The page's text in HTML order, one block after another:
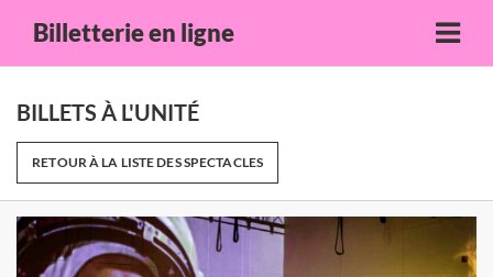
Billetterie en ligne
BILLETS À L'UNITÉ
RETOUR À LA LISTE DES SPECTACLES